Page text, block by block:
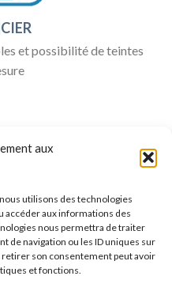
aux
utilisons des technologies
accéder aux informations des
nous permettra de traiter
de navigation ou les ID uniques sur
retirer son consentement peut avoir
et fonctions.
et possibilité de teintes
DÉCO
?